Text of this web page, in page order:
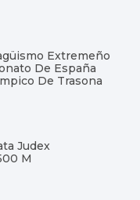
Extremeño
De España
De Trasona
Judex
M